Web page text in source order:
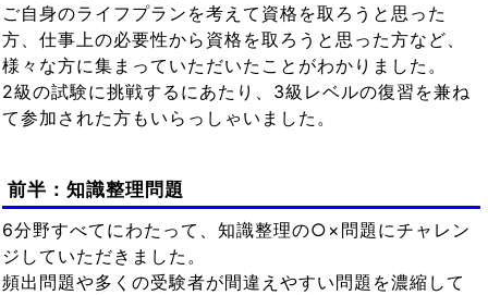
ご自身のライフプランを考えて資格を取ろうと思った
方、仕事上の必要性から資格を取ろうと思った方など、
様々な方に集まっていただいたことがわかりました。
2級の試験に挑戦するにあたり、3級レベルの復習を兼ね
て参加された方もいらっしゃいました。
前半：知識整理問題
6分野すべてにわたって、知識整理の○×問題にチャレン
ジしていただきました。
頻出問題や多くの受験者が間違えやすい問題を濃縮して